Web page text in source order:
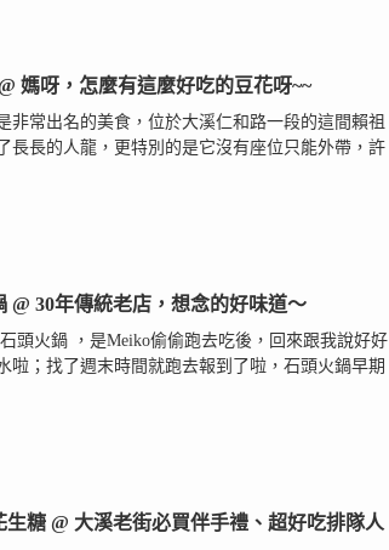
媽呀，怎麼有這麼好吃的豆花呀~~
非常出名的美食，位於大溪仁和路一段的這間賴祖
長長的人龍，更特別的是它沒有座位只能外帶，許
@ 30年傳統老店，想念的好味道～
頭火鍋 ，是Meiko偷偷跑去吃後，回來跟我說好好
啦；找了週末時間就跑去報到了啦，石頭火鍋早期
糖 @ 大溪老街必買伴手禮、超好吃排隊人